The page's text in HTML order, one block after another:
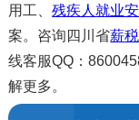
用工、残疾人就业
案。咨询四川省薪
线客服QQ：
解更多。